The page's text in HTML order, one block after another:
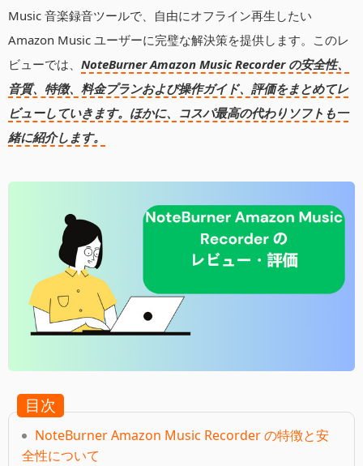
Music 音楽録音ツールで、自由にオフライン再生したい
Amazon Music ユーザーに完璧な解決策を提供します。このレ
ビューでは、 NoteBurner Amazon Music Recorder の安全性、
音質、特徴、料金プランおよび操作ガイド、評価をまとめてレ
ビューしていきます。ほかに、コスパ最高の代わりソフトも一
緒に紹介します。
目次
NoteBurner Amazon Music Recorder の特徴と安
全性について